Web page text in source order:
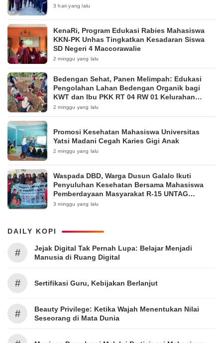
3 hari yang lalu
KenaRi, Program Edukasi Rabies Mahasiswa
KKN-PK Unhas Tingkatkan Kesadaran Siswa
SD Negeri 4 Maccorawalie
2 minggu yang lalu
Bedengan Sehat, Panen Melimpah: Edukasi
Pengolahan Lahan Bedengan Organik bagi
KWT dan Ibu PKK RT 04 RW 01 Kelurahan
Pakintelan
2 minggu yang lalu
Promosi Kesehatan Mahasiswa Universitas
Yatsi Madani Cegah Karies Gigi Anak
2 minggu yang lalu
Waspada DBD, Warga Dusun Galalo Ikuti
Penyuluhan Kesehatan Bersama Mahasiswa
Pemberdayaan Masyarakat R-15 UNTAG
Surabaya 2026
3 minggu yang lalu
DAILY KOPI
#
Jejak Digital Tak Pernah Lupa: Belajar Menjadi
Manusia di Ruang Digital
# Sertifikasi Guru, Kebijakan Berlanjut
#
Beauty Privilege: Ketika Wajah Menentukan Nilai
Seseorang di Mata Dunia